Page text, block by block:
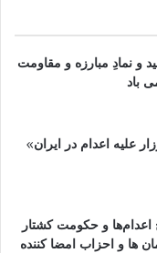
و نمادِ مبارزه و مقاومت
باد
علیه اعدام در ایران»
و حکومت کشتار
ها و احزاب امضا کننده